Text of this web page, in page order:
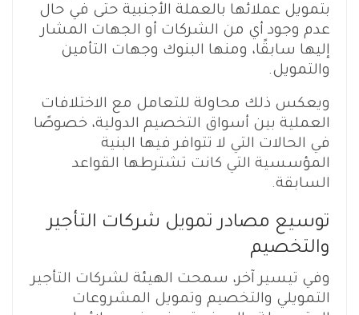
بتمويل عملائها بالعملة الأجنبية حتى في حال
عدم وجود أي من الشركات أو الجهات المشار
إليها سابقًا، ومنها البنوك وجهات التأمين
والتمويل.
ويعكس ذلك محاولة للتعامل مع الاختلافات
العملية بين أسواق التخصيم الدولية، خصوصًا
في الحالات التي لا تتوافر فيها البنية
المؤسسية التي كانت تشترطها القواعد
السابقة.
توسيع مصادر تمويل شركات التأجير
والتخصيم
وفي تيسير آخر، سمحت الهيئة لشركات التأجير
التمويلي والتخصيم وتمويل المشروعات